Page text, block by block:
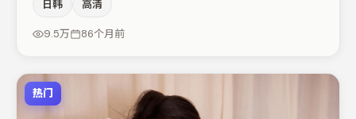
动，胡歌、李光洁分别提供反差与喜剧/悬疑调剂（视场次
而定）。若你偏爱强类型与清晰主线，这部作品值得关注。
日韩 高清
9.5万 86个月前
热门